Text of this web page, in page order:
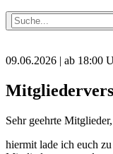
Suche
nach:
09.06.2026 | ab 18:00
Sehr geehrte Mitglieder,
hiermit lade ich euch